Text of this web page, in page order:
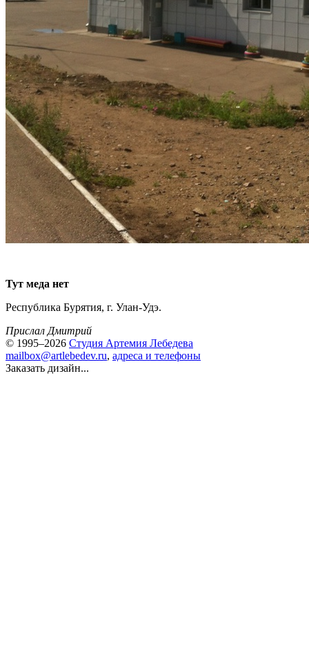
Тут меда нет
Республика Бурятия, г. Улан-Удэ.
Прислал Дмитрий
© 1995–2026 Студия Артемия Лебедева
mailbox@artlebedev.ru, адреса и телефоны
Заказать дизайн...